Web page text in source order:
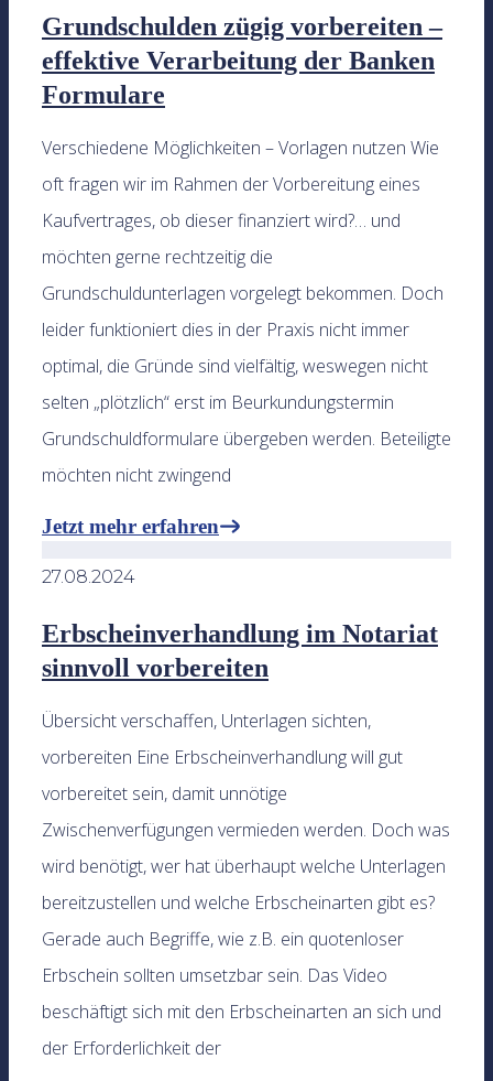
Grundschulden zügig vorbereiten –
effektive Verarbeitung der Banken
Formulare
Verschiedene Möglichkeiten – Vorlagen nutzen Wie
oft fragen wir im Rahmen der Vorbereitung eines
Kaufvertrages, ob dieser finanziert wird?… und
möchten gerne rechtzeitig die
Grundschuldunterlagen vorgelegt bekommen. Doch
leider funktioniert dies in der Praxis nicht immer
optimal, die Gründe sind vielfältig, weswegen nicht
selten „plötzlich“ erst im Beurkundungstermin
Grundschuldformulare übergeben werden. Beteiligte
möchten nicht zwingend
Jetzt mehr erfahren
27.08.2024
Erbscheinverhandlung im Notariat
sinnvoll vorbereiten
Übersicht verschaffen, Unterlagen sichten,
vorbereiten Eine Erbscheinverhandlung will gut
vorbereitet sein, damit unnötige
Zwischenverfügungen vermieden werden. Doch was
wird benötigt, wer hat überhaupt welche Unterlagen
bereitzustellen und welche Erbscheinarten gibt es?
Gerade auch Begriffe, wie z.B. ein quotenloser
Erbschein sollten umsetzbar sein. Das Video
beschäftigt sich mit den Erbscheinarten an sich und
der Erforderlichkeit der